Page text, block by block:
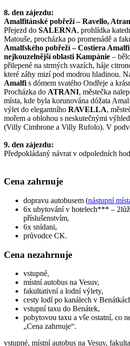
8. den zájezdu:
Amalfitánské pobřeží – Ravello,
Přejezd do SALERNA, prohlídka
Matouše, procházka po promenádě a
Amalfského pobřeží – Costiera
nejkouzelnější oblasti Kampánie –
přilepené na strmých svazích, háje
které záhy mizí pod modrou hladinou.
Amalfis dómem svatého Ondřeje a
Procházka do ATRANI, městečka
místa, kde byla korunována dóžata
výlet do elegantního RAVELLA,
mořem a oblohou s neskutečnými
(Villy Cimbrone a Villy Rufolo). V
9. den zájezdu:
Předpokládaný návrat v odpoledních
Cena zahrnuje
dopravu autobusem (nástupní
6x ubytování v hotelech*** –
příslušenstvím,
6x snídani,
průvodce CK.
Cena nezahrnuje
vstupné,
místní autobus na Vesuv,
fakultativní a lodní výlety,
cesty lodí po kanálech v
vstupní taxu do Benátek,
pobytovou taxu a vše ostatní, co
„Cena zahrnuje“.
vstupné, místní autobus na Vesuv,